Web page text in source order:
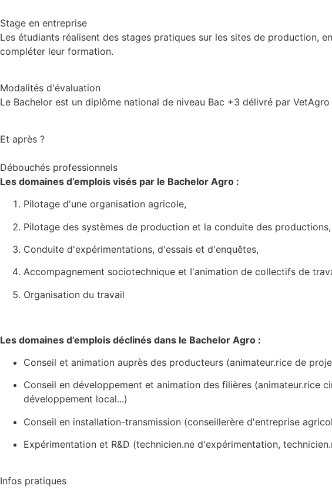
Stage en entreprise
Les étudiants réalisent des stages pratiques sur les sites de production,
compléter leur formation.
Modalités d'évaluation
Le Bachelor est un diplôme national de niveau Bac +3 délivré par VetAgro
Et après ?
Débouchés professionnels
Les domaines d’emplois visés par le Bachelor Agro :
Pilotage d'une organisation agricole,
Pilotage des systèmes de production et la conduite des productions,
Conduite d'expérimentations, d'essais et d'enquêtes,
Accompagnement sociotechnique et I'animation de collectifs de
Organisation du travail
Les domaines d’emplois déclinés dans le Bachelor Agro :
Conseil et animation auprès des producteurs (animateur.rice de
Conseil en développement et animation des filières
développement local...)
Conseil en installation-transmission (conseillerère d'entreprise
Expérimentation et R&D (technicien.ne d'expérimentation,
Infos pratiques